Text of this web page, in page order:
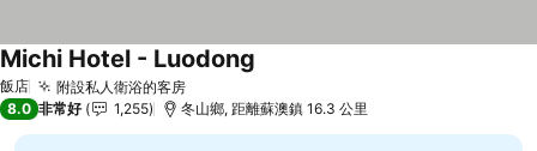
飯店 附設私人衛浴的客房查看價格
Michi Hotel - Luodong
8.0 非常好 1,255 冬山鄉, 距離蘇澳鎮 16.3 公里